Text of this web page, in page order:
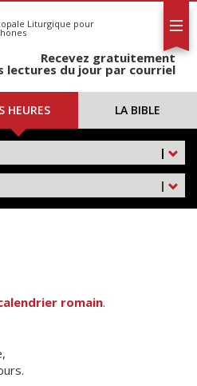
Liturgique pour
Recevez gratuitement
lectures du jour par courriel
HEURES LA BIBLE
|
|
romain.